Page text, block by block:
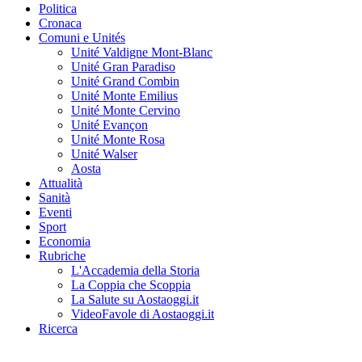
Politica
Cronaca
Comuni e Unités
Unité Valdigne Mont-Blanc
Unité Gran Paradiso
Unité Grand Combin
Unité Monte Emilius
Unité Monte Cervino
Unité Evançon
Unité Monte Rosa
Unité Walser
Aosta
Attualità
Sanità
Eventi
Sport
Economia
Rubriche
L'Accademia della Storia
La Coppia che Scoppia
La Salute su Aostaoggi.it
VideoFavole di Aostaoggi.it
Ricerca